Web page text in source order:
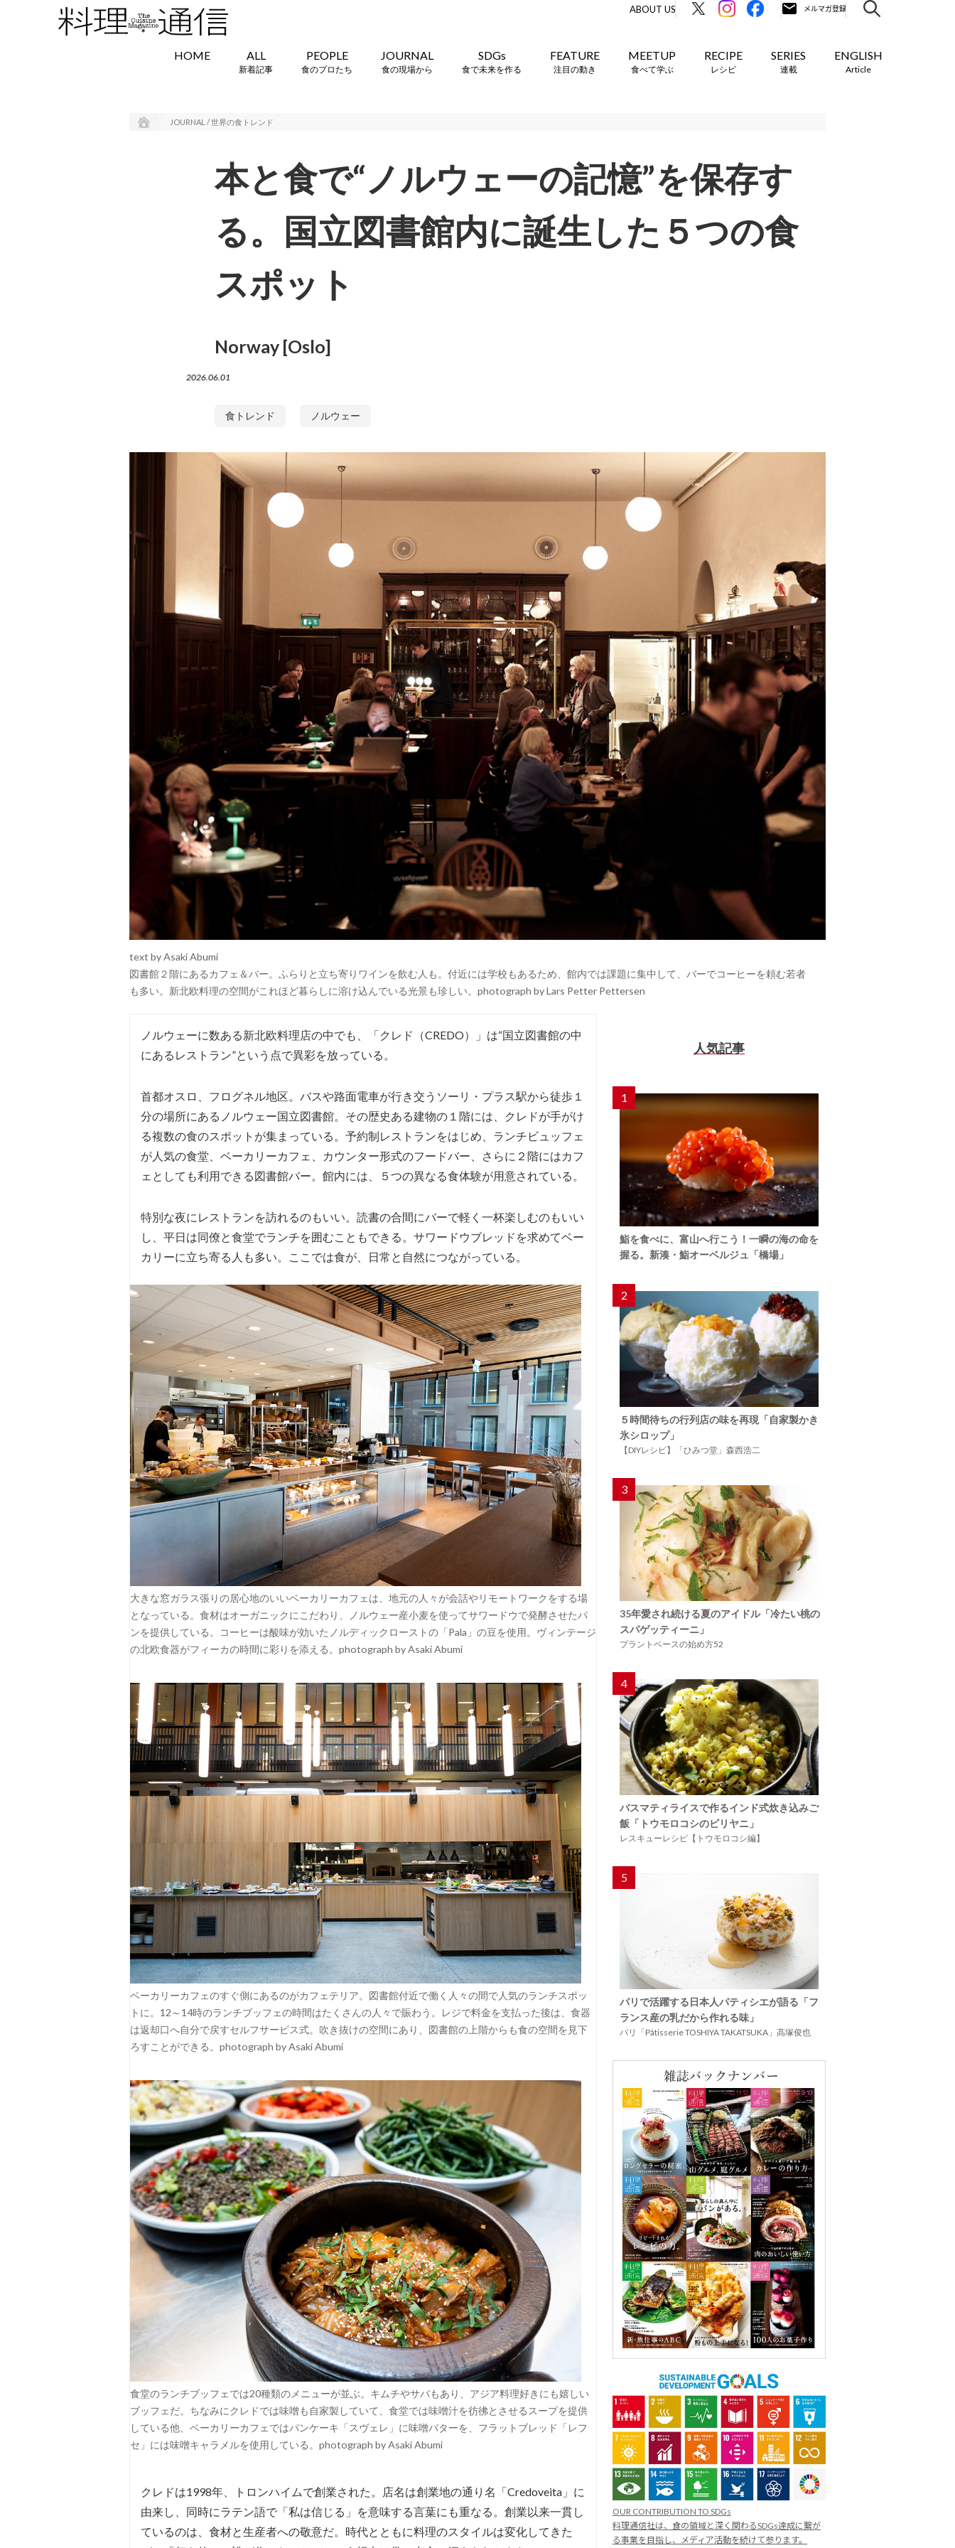
ABOUT US
HOME ALL
新着記事
PEOPLE
食のプロたち
JOURNAL
食の現場から
SDGs
食で未来を作る
FEATURE
注目の動き
MEETUP
食べて学ぶ
RECIPE
レシピ
SERIES
連載
ENGLISH
Article
JOURNAL / 世界の食トレンド
本と食で“ノルウェーの記憶”を保存す
る。国立図書館内に誕生した５つの食
スポット
Norway [Oslo]
2026.06.01
食トレンド ノルウェー
text by Asaki Abumi
図書館２階にあるカフェ＆バー。ふらりと立ち寄りワインを飲む人も。付近には学校もあるため、館内では課題に集中して、バーでコーヒーを頼む若者
も多い。新北欧料理の空間がこれほど暮らしに溶け込んでいる光景も珍しい。photograph by Lars Petter Pettersen
ノルウェーに数ある新北欧料理店の中でも、「クレド（CREDO）」は“国立図書館の中
にあるレストラン”という点で異彩を放っている。
首都オスロ、フログネル地区。バスや路面電車が行き交うソーリ・プラス駅から徒歩１
分の場所にあるノルウェー国立図書館。その歴史ある建物の１階には、クレドが手がけ
る複数の食のスポットが集まっている。予約制レストランをはじめ、ランチビュッフェ
が人気の食堂、ベーカリーカフェ、カウンター形式のフードバー、さらに２階にはカフ
ェとしても利用できる図書館バー。館内には、５つの異なる食体験が用意されている。
特別な夜にレストランを訪れるのもいい。読書の合間にバーで軽く一杯楽しむのもいい
し、平日は同僚と食堂でランチを囲むこともできる。サワードウブレッドを求めてベー
カリーに立ち寄る人も多い。ここでは食が、日常と自然につながっている。
大きな窓ガラス張りの居心地のいいベーカリーカフェは、地元の人々が会話やリモートワークをする場
となっている。食材はオーガニックにこだわり、ノルウェー産小麦を使ってサワードウで発酵させたパ
ンを提供している。コーヒーは酸味が効いたノルディックローストの「Pala」の豆を使用。ヴィンテージ
の北欧食器がフィーカの時間に彩りを添える。photograph by Asaki Abumi
ベーカリーカフェのすぐ側にあるのがカフェテリア。図書館付近で働く人々の間で人気のランチスポッ
トに。12～14時のランチブッフェの時間はたくさんの人々で賑わう。レジで料金を支払った後は、食器
は返却口へ自分で戻すセルフサービス式。吹き抜けの空間にあり、図書館の上階からも食の空間を見下
ろすことができる。photograph by Asaki Abumi
食堂のランチブッフェでは20種類のメニューが並ぶ。キムチやサバもあり、アジア料理好きにも嬉しい
ブッフェだ。ちなみにクレドでは味噌も自家製していて、食堂では味噌汁を彷彿とさせるスープを提供
している他、ベーカリーカフェではパンケーキ「スヴェレ」に味噌バターを、フラットブレッド「レフ
セ」には味噌キャラメルを使用している。photograph by Asaki Abumi
クレドは1998年、トロンハイムで創業された。店名は創業地の通り名「Credoveita」に
由来し、同時にラテン語で「私は信じる」を意味する言葉にも重なる。創業以来一貫し
ているのは、食材と生産者への敬意だ。時代とともに料理のスタイルは変化してきた
人気記事
1
鮨を食べに、富山へ行こう！一瞬の海の命を
握る。新湊・鮨オーベルジュ「橋場」
2
５時間待ちの行列店の味を再現「自家製かき
氷シロップ」
【DIYレシピ】「ひみつ堂」森西浩二
3
35年愛され続ける夏のアイドル「冷たい桃の
スパゲッティーニ」
プラントベースの始め方52
4
バスマティライスで作るインド式炊き込みご
飯「トウモロコシのビリヤニ」
レスキューレシピ【トウモロコシ編】
5
パリで活躍する日本人パティシエが語る「フ
ランス産の乳だから作れる味」
パリ「Pâtisserie TOSHIYA TAKATSUKA」高塚俊也
OUR CONTRIBUTION TO SDGs
料理通信社は、食の領域と深く関わるSDGs達成に繋が
る事業を目指し、メディア活動を続けて参ります。